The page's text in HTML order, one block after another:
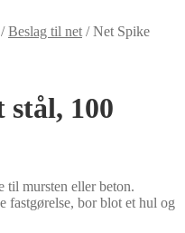
/Beslag til net /Net Spike
100
til mursten eller beton.
fastgørelse, bor blot et hul og